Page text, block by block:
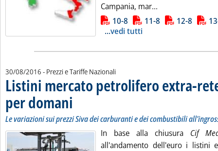
Campania, mar...
Lista allegati PDF alla notizia
10-8 11-8 12-8
...vedi tutti
30/08/2016 - Prezzi e Tariffe Nazionali
Listini mercato petrolifero extra-
per domani . Sottotitolo: Le variazioni sui prezzi Siva dei carburanti e dei
. Pubblicata martedì 30 agosto 2016 alle 9.7.
Le variazioni sui prezzi Siva dei carburanti e dei combustibili
In base alla chiusura Cif
all'andamento dell'euro i listini